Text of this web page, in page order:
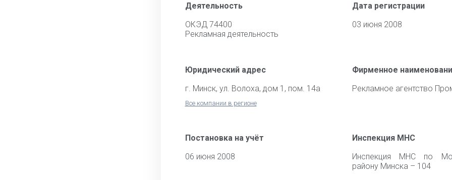
Деятельность
ОКЭД 74400
Рекламная деятельность
Дата регистрации
03 июня 2008
Юридический адрес
г. Минск, ул. Волоха, дом 1, пом. 14а
Все компании в регионе
Фирменное
Рекламное агентство
Постановка на учёт
06 июня 2008
Инспекция МНС
Инспекция МНС по
району Минска – 104